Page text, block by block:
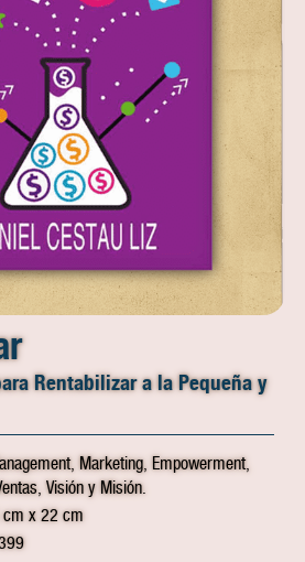
Rentabilizar a la Pequeña y
Marketing, Empowerment,
Visión y Misión.
x 22 cm